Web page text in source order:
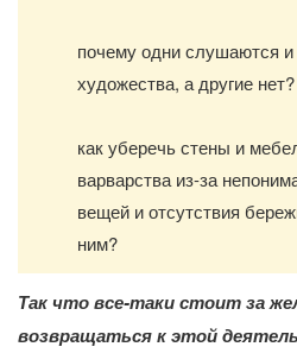
почему одни слушаются и
художества, а другие нет?
как уберечь стены и
варварства из-за
вещей и отсутствия
ним?
Так что все-таки стоит за
возвращаться к этой